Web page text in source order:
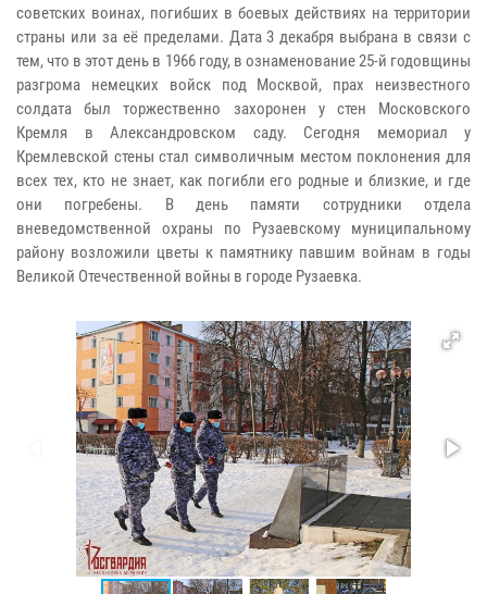
советских воинах, погибших в боевых действиях на территории
страны или за её пределами. Дата 3 декабря выбрана в связи с
тем, что в этот день в 1966 году, в ознаменование 25-й годовщины
разгрома немецких войск под Москвой, прах неизвестного
солдата был торжественно захоронен у стен Московского
Кремля в Александровском саду. Сегодня мемориал у
Кремлевской стены стал символичным местом поклонения для
всех тех, кто не знает, как погибли его родные и близкие, и где
они погребены. В день памяти сотрудники отдела
вневедомственной охраны по Рузаевскому муниципальному
району возложили цветы к памятнику павшим войнам в годы
Великой Отечественной войны в городе Рузаевка.